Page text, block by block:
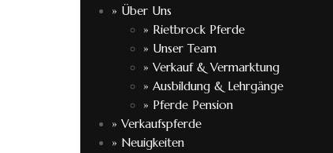
» Über Uns
» Rietbrock Pferde
» Unser Team
» Verkauf & Vermarktung
» Ausbildung & Lehrgänge
» Pferde Pension
» Verkaufspferde
» Neuigkeiten